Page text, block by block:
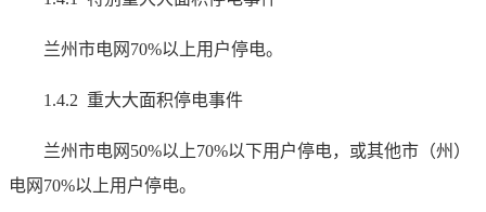
兰州市电网70%以上用户停电。
1.4.2 重大大面积停电事件
兰州市电网50%以上70%以下用户停电，或其他市（州）
电网70%以上用户停电。